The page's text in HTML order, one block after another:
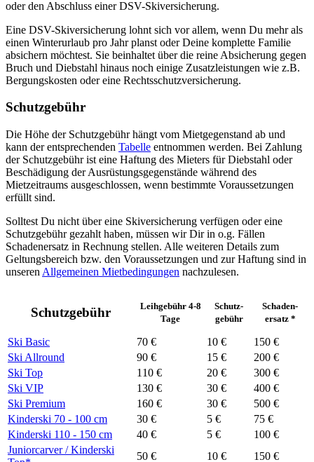
oder den Abschluss einer DSV-Skiversicherung.
Eine DSV-Skiversicherung lohnt sich vor allem, wenn Du mehr als
einen Winterurlaub pro Jahr planst oder Deine komplette Familie
absichern möchtest. Sie beinhaltet über die reine Absicherung gegen
Bruch und Diebstahl hinaus noch einige Zusatzleistungen wie z.B.
Bergungskosten oder eine Rechtsschutzversicherung.
Schutzgebühr
Die Höhe der Schutzgebühr hängt vom Mietgegenstand ab und
kann der entsprechenden Tabelle entnommen werden. Bei Zahlung
der Schutzgebühr ist eine Haftung des Mieters für Diebstahl oder
Beschädigung der Ausrüstungsgegenstände während des
Mietzeitraums ausgeschlossen, wenn bestimmte Voraussetzungen
erfüllt sind.
Solltest Du nicht über eine Skiversicherung verfügen oder eine
Schutzgebühr gezahlt haben, müssen wir Dir in o.g. Fällen
Schadenersatz in Rechnung stellen. Alle weiteren Details zum
Geltungsbereich bzw. den Voraussetzungen und zur Haftung sind in
unseren Allgemeinen Mietbedingungen nachzulesen.
Schutzgebühr
Leih­gebühr 4-8
Tage
Schutz­
gebühr
Schaden­
ersatz *
Ski Basic 70 € 10 €
150 €
Ski Allround
90 € 15 €
200 €
Ski Top
110 € 20 €
300 €
Ski VIP
130 € 30 €
400 €
Ski Premium
160 € 30 €
500 €
Kinderski 70 - 100 cm 30 € 5 €
75 €
Kinderski 110 - 150 cm 40 € 5 €
100 €
Juniorcarver / Kinderski
50 € 10 €
150 €